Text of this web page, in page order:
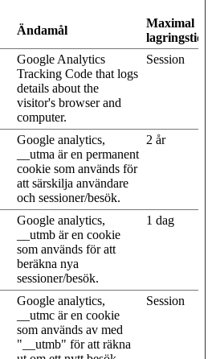
Ändamål
Maximal
lagringstid
Google Analytics
Tracking Code that logs
details about the
visitor's browser and
computer.
Session
Google analytics,
__utma är en permanent
cookie som används för
att särskilja användare
och sessioner/besök.
2 år
Google analytics,
__utmb är en cookie
som används för att
beräkna nya
sessioner/besök.
1 dag
Google analytics,
__utmc är en cookie
som används av med
"__utmb" för att räkna
Session